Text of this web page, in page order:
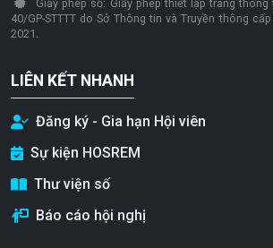
Giấy phép số: Giấy phép thiết lập trang
40/GP-STTTT do Sở Thông tin và Truyền thông
2021.
LIÊN KẾT NHANH
Đăng ký - Gia hạn Hội viên
Sự kiện HOSREM
Thư viện số
Báo cáo hội nghị